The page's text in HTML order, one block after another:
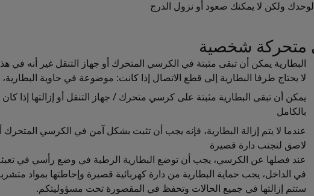
متحركة شخصية
البطارية يمكن أن تبقى مثبتة في الكرسي المتحرك أو جهاز التنقل غير أنه في
لا يحتاج طرفا البطارية إلى قطع الاتصال إذا كانت: موضوعة في حاوية
يمكن أن تبقى البطارية مثبتة على كرسي متحرك / جهاز التنقل أو إزالتها
بالكامل
عندما لا يتم إزالة البطارية، فإنه يجب أن تثبت بشكل آمن في الكرسي
لاصق لتجنب دارة قصيرة
عند فصلها عن الكرسي، يجب أن توضع البطارية الرطبة في وضع رأسي في تعبئة
في الداخل، يجب حماية البطارية من دارة كهربائية قصيرة وإحاطتها بمواد
ستتم إزالتها في جميع الحالات وتحفظ في المقصورة تحت مسؤوليتكم.